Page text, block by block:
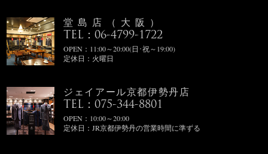
堂島店（大阪）
TEL：06-4799-1722
OPEN：11:00～20:00(日･祝～19:00)
定休日：火曜日
ジェイアール京都伊勢丹店
TEL：075-344-8801
OPEN：10:00～20:00
定休日：JR京都伊勢丹の営業時間に準ずる